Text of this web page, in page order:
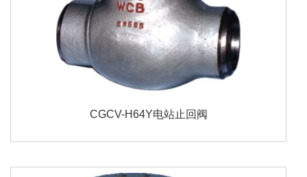
CGCV-H64Y电站止回阀